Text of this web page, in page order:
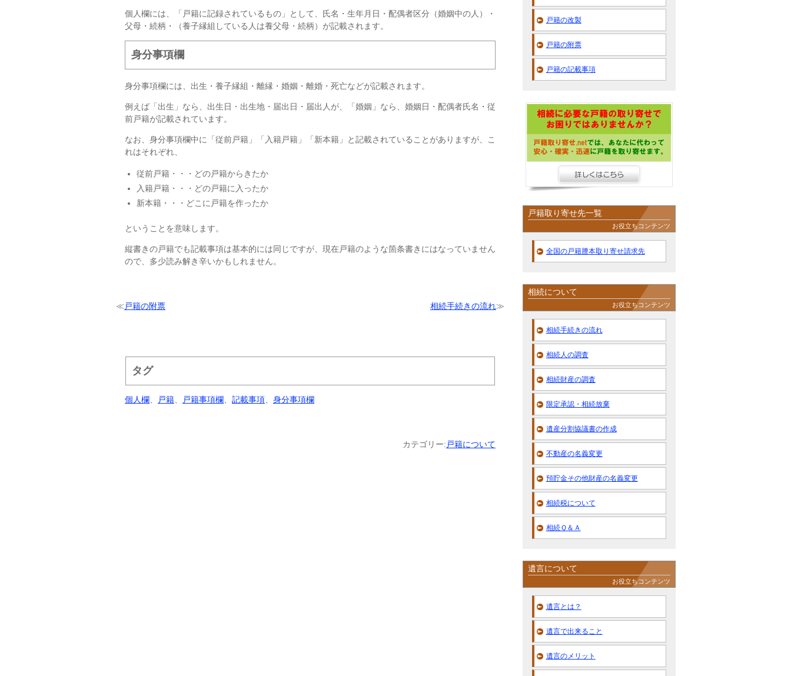
個人欄には、「戸籍に記録されているもの」として、氏名・生年月日・配偶者区分（婚姻中の人）・
父母・続柄・（養子縁組している人は養父母・続柄）が記載されます。
身分事項欄
身分事項欄には、出生・養子縁組・離縁・婚姻・離婚・死亡などが記載されます。
例えば「出生」なら、出生日・出生地・届出日・届出人が、「婚姻」なら、婚姻日・配偶者氏名・従
前戸籍が記載されています。
なお、身分事項欄中に「従前戸籍」「入籍戸籍」「新本籍」と記載されていることがありますが、こ
れはそれぞれ、
従前戸籍・・・どの戸籍からきたか
入籍戸籍・・・どの戸籍に入ったか
新本籍・・・どこに戸籍を作ったか
ということを意味します。
縦書きの戸籍でも記載事項は基本的には同じですが、現在戸籍のような箇条書きにはなっていません
ので、多少読み解き辛いかもしれません。
相続手続きの流れ≫
≪戸籍の附票
タグ
個人欄 戸籍 戸籍事項欄 記載事項 身分事項欄
カテゴリー: 戸籍について
戸籍の改製
戸籍の附票
戸籍の記載事項
戸籍取り寄せ先一覧
お役立ちコンテンツ
全国の戸籍謄本取り寄せ請求先
相続について
お役立ちコンテンツ
相続手続きの流れ
相続人の調査
相続財産の調査
限定承認・相続放棄
遺産分割協議書の作成
不動産の名義変更
預貯金その他財産の名義変更
相続税について
相続Ｑ＆Ａ
遺言について
お役立ちコンテンツ
遺言とは？
遺言で出来ること
遺言のメリット